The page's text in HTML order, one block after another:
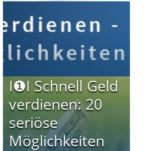
I❶I Schnell Geld
verdienen: 20
seriöse
Möglichkeiten